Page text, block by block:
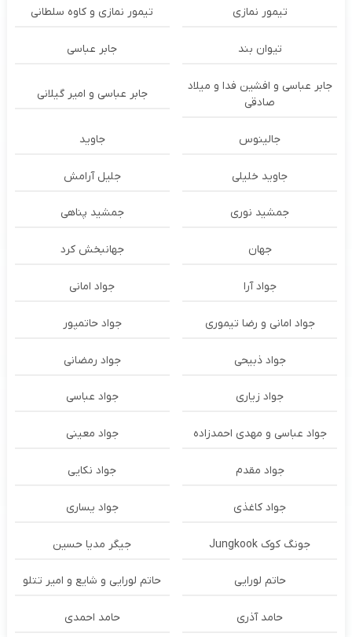
تیمور نمازی تیمور نمازی و کاوه سلطانی
تیوان بند جابر عباسی
جابر عباسی و افشین فدا و میلاد
صادقی
جابر عباسی و امیر گیلانی
جالینوس جاوید
جاوید خلیلی جلیل آرامش
جمشید نوری جمشید پناهی
جهان جهانبخش کرد
جواد آرا جواد امانی
جواد امانی و رضا تیموری جواد حاتمپور
جواد ذبیحی جواد رمضانی
جواد زیاری جواد عباسی
جواد عباسی و مهدی احمدزاده جواد معینی
جواد مقدم جواد نکایی
جواد کاغذی جواد یساری
جونگ کوک Jungkook جیگر مدیا حسین
حاتم لورایی حاتم لورایی و شایع و امیر تتلو
حامد آذری حامد احمدی